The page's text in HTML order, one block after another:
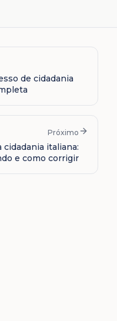
de cidadania
Próximo
cidadania italiana:
e como corrigir